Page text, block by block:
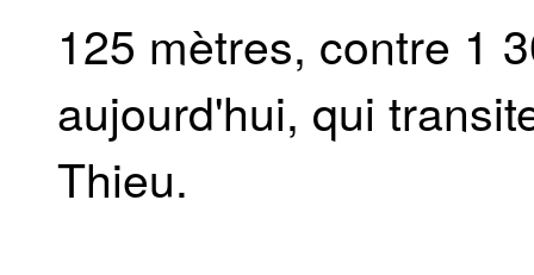
125 mètres, contre 1
aujourd'hui, qui
Thieu.